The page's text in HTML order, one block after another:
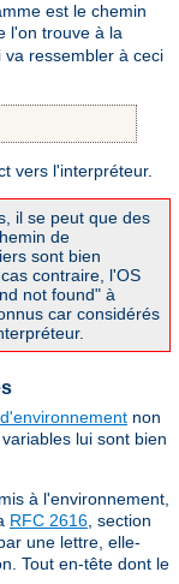
est le chemin
l'on trouve à la
ressembler à ceci
vers l'interpréteur.
il se peut que des
de
sont bien
contraire, l'OS
not found" à
car considérés
non
lui sont bien
à l'environnement,
RFC 2616, section
une lettre, elle-
Tout en-tête dont le